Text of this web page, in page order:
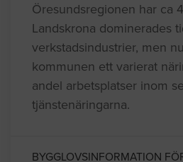
Öresundsregionen har ca
Landskrona dominerades
verkstadsindustrier, men
kommunen ett varierat
andel arbetsplatser inom
tjänstenäringarna.
BYGGLOVSINFORMATION